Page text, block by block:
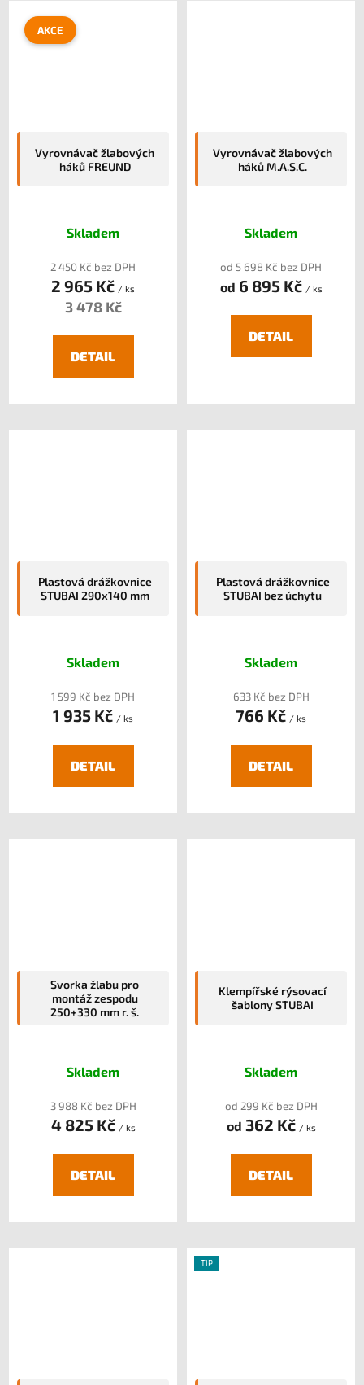
AKCE
Vyrovnávač žlabových
háků FREUND
Skladem
2 450 Kč bez DPH
2 965 Kč / ks
3 478 Kč
DETAIL
Vyrovnávač žlabových
háků M.A.S.C.
Skladem
od 5 698 Kč bez DPH
od 6 895 Kč / ks
DETAIL
Plastová drážkovnice
STUBAI 290x140 mm
Skladem
1 599 Kč bez DPH
1 935 Kč / ks
DETAIL
Plastová drážkovnice
STUBAI bez úchytu
Skladem
633 Kč bez DPH
766 Kč / ks
DETAIL
Svorka žlabu pro
montáž zespodu
250+330 mm r. š.
Skladem
3 988 Kč bez DPH
4 825 Kč / ks
DETAIL
Klempířské rýsovací
šablony STUBAI
Skladem
od 299 Kč bez DPH
od 362 Kč / ks
DETAIL
TIP